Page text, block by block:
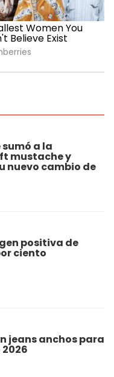
a la
mustache y
nuevo cambio de
positiva de
ciento
jeans anchos para